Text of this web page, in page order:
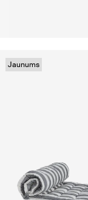
Jaunums